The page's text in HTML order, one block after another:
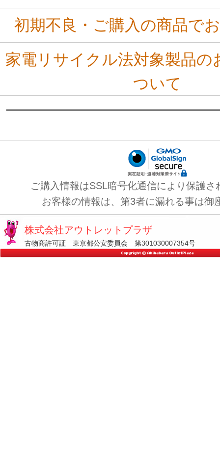
初期不良・ご購入の商品で
家電リサイクル法対象製品の
ついて
ご購入情報はSSL暗号化通信により保護さ
お客様の情報は、第3者に漏れる事は御
株式会社アウトレットプラザ
古物商許可証 東京都公安委員会 第301030007354号